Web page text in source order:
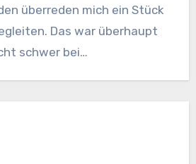
überreden mich ein Stück
Das war überhaupt
schwer bei…